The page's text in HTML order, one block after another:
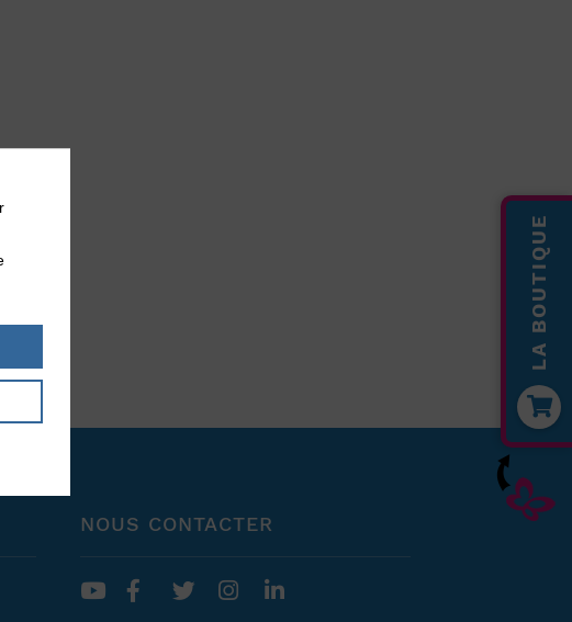
NOUS CONTACTER
LA BOUTIQUE